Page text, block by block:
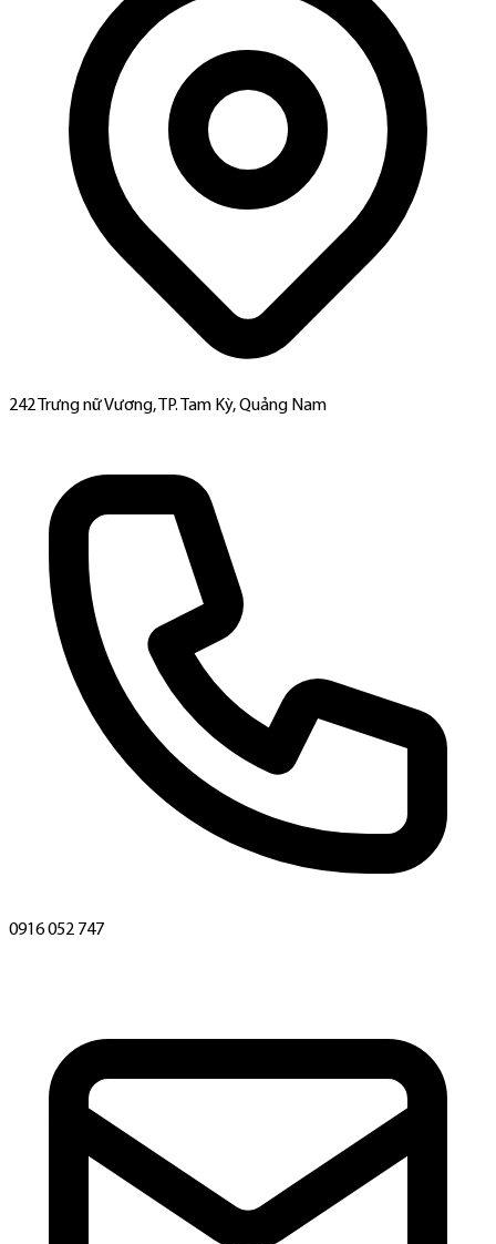
242 Trưng nữ Vương, TP. Tam Kỳ, Quảng Nam
0916 052 747